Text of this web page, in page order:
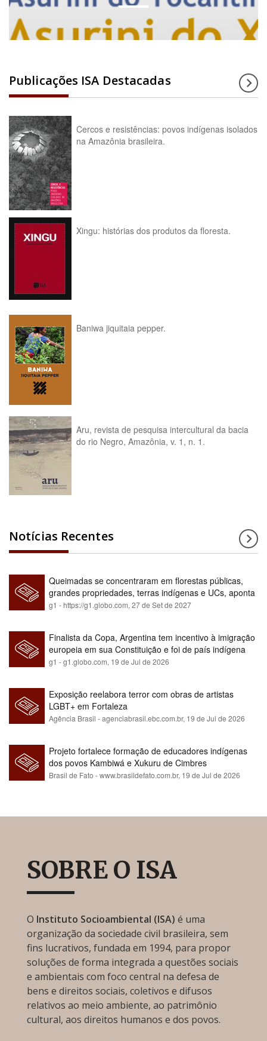
Publicações ISA Destacadas
Cercos e resistências: povos indígenas isolados
na Amazônia brasileira.
Xingu: histórias dos produtos da floresta.
Baniwa jiquitaia pepper.
Aru, revista de pesquisa intercultural da bacia
do rio Negro, Amazônia, v. 1, n. 1.
Notícias Recentes
Queimadas se concentraram em florestas públicas,
grandes propriedades, terras indígenas e UCs, aponta
relatório
g1 - https://g1.globo.com,27 de Set de 2027
Finalista da Copa, Argentina tem incentivo à imigração
europeia em sua Constituição e foi de país indígena
para maioria branca
g1 - g1.globo.com, 19 de Jul de 2026
Exposição reelabora terror com obras de artistas
LGBT+ em Fortaleza
Agência Brasil - agenciabrasil.ebc.com.br, 19 de Jul de 2026
Projeto fortalece formação de educadores indígenas
dos povos Kambiwá e Xukuru de Cimbres
Brasil de Fato - www.brasildefato.com.br, 19 de Jul de 2026
SOBRE O ISA
O Instituto Socioambiental (ISA) é uma
organização da sociedade civil brasileira, sem
fins lucrativos, fundada em 1994, para propor
soluções de forma integrada a questões sociais
e ambientais com foco central na defesa de
bens e direitos sociais, coletivos e difusos
relativos ao meio ambiente, ao patrimônio
cultural, aos direitos humanos e dos povos.